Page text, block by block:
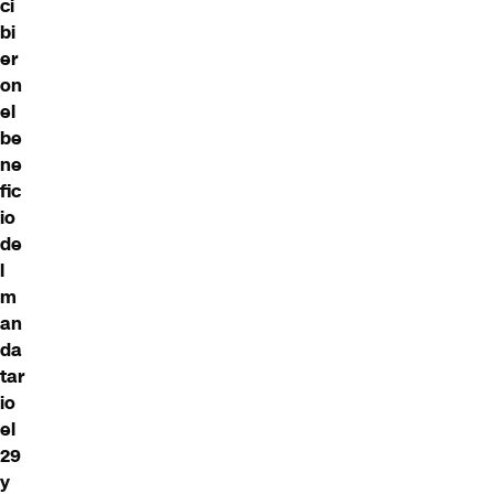
ci
bi
er
on
el
be
ne
fic
io
de
l
m
an
da
tar
io
el
29
y